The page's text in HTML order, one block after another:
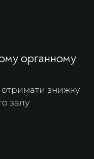
органному
знижку
залу